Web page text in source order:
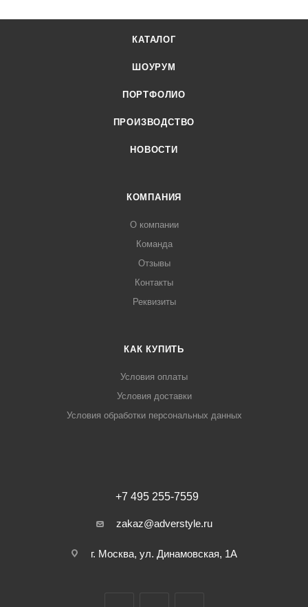
КАТАЛОГ
ШОУРУМ
ПОРТФОЛИО
ПРОИЗВОДСТВО
НОВОСТИ
КОМПАНИЯ
О компании
Команда
Отзывы
Контакты
Реквизиты
КАК КУПИТЬ
Условия оплаты
Условия доставки
Условия обработки персональных данных
+7 495 255-7559
zakaz@adverstyle.ru
г. Москва, ул. Динамовская, 1А